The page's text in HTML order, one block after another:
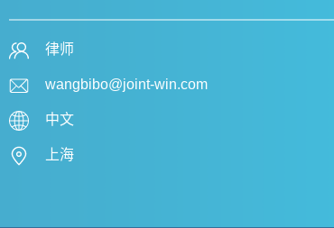
律师
wangbibo@joint-win.com
中文
上海